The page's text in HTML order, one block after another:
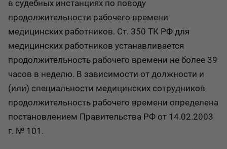
в судебных инстанциях по поводу
продолжительности рабочего времени
медицинских работников. Ст. 350 ТК РФ для
медицинских работников устанавливается
продолжительность рабочего времени не более 39
часов в неделю. В зависимости от должности и
(или) специальности медицинских сотрудников
продолжительность рабочего времени определена
постановлением Правительства РФ от 14.02.2003
г. № 101.